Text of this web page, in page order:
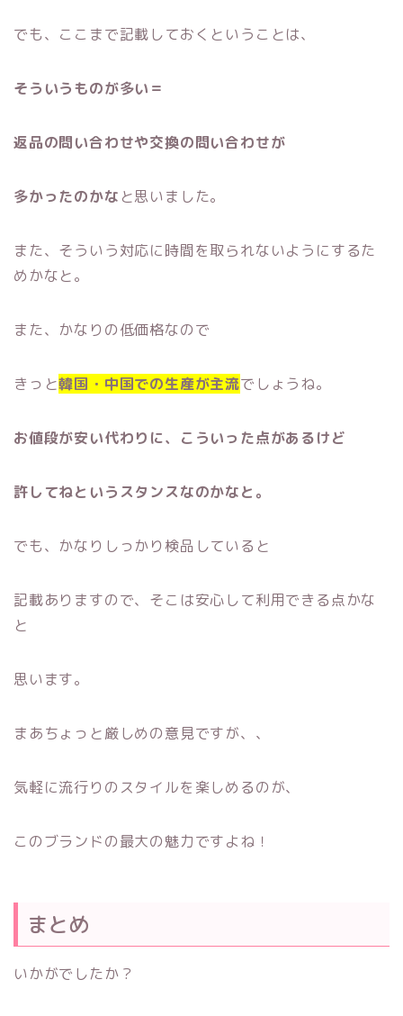
でも、ここまで記載しておくということは、
そういうものが多い＝
返品の問い合わせや交換の問い合わせが
多かったのかな と思いました。
また、そういう対応に時間を取られないようにするた
めかなと。
また、かなりの低価格なので
きっと韓国・中国での生産が主流でしょうね。
お値段が安い代わりに、こういった点があるけど
許してねというスタンスなのかなと。
でも、かなりしっかり検品していると
記載ありますので、そこは安心して利用できる点かな
と
思います。
まあちょっと厳しめの意見ですが、、
気軽に流行りのスタイルを楽しめるのが、
このブランドの最大の魅力ですよね！
まとめ
いかがでしたか？